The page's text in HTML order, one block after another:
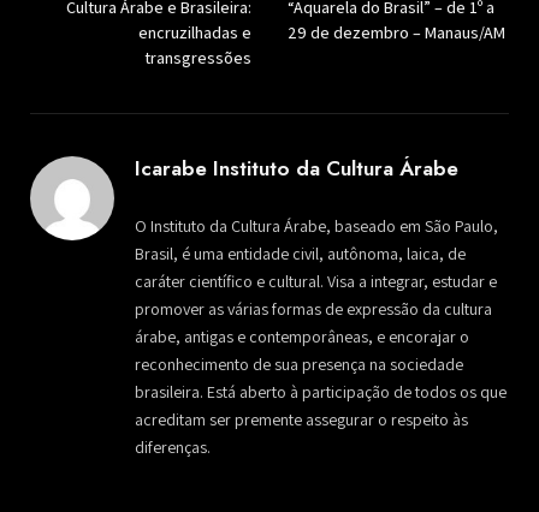
Cultura Árabe e Brasileira:
encruzilhadas e
transgressões
“Aquarela do Brasil” – de 1º a
29 de dezembro – Manaus/AM
Icarabe Instituto da Cultura Árabe
O Instituto da Cultura Árabe, baseado em São Paulo,
Brasil, é uma entidade civil, autônoma, laica, de
caráter científico e cultural. Visa a integrar, estudar e
promover as várias formas de expressão da cultura
árabe, antigas e contemporâneas, e encorajar o
reconhecimento de sua presença na sociedade
brasileira. Está aberto à participação de todos os que
acreditam ser premente assegurar o respeito às
diferenças.